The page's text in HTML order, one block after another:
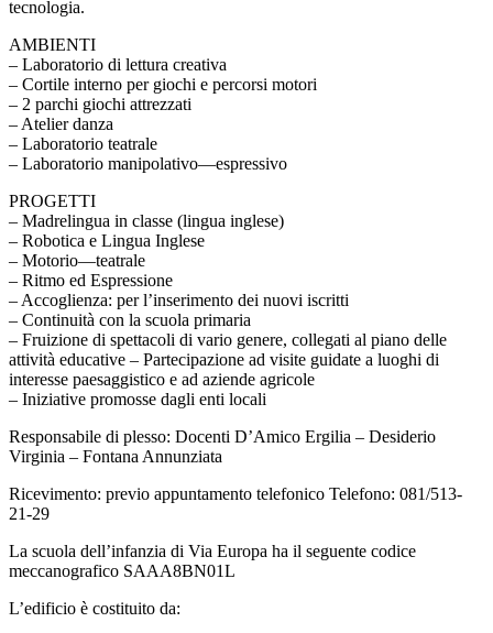
tecnologia.
AMBIENTI
– Laboratorio di lettura creativa
– Cortile interno per giochi e percorsi motori
– 2 parchi giochi attrezzati
– Atelier danza
– Laboratorio teatrale
– Laboratorio manipolativo—espressivo
PROGETTI
– Madrelingua in classe (lingua inglese)
– Robotica e Lingua Inglese
– Motorio—teatrale
– Ritmo ed Espressione
– Accoglienza: per l’inserimento dei nuovi iscritti
– Continuità con la scuola primaria
– Fruizione di spettacoli di vario genere, collegati al piano delle
attività educative – Partecipazione ad visite guidate a luoghi di
interesse paesaggistico e ad aziende agricole
– Iniziative promosse dagli enti locali
Responsabile di plesso: Docenti D’Amico Ergilia – Desiderio
Virginia – Fontana Annunziata
Ricevimento: previo appuntamento telefonico Telefono: 081/513-
21-29
La scuola dell’infanzia di Via Europa ha il seguente codice
meccanografico SAAA8BN01L
L’edificio è costituito da: